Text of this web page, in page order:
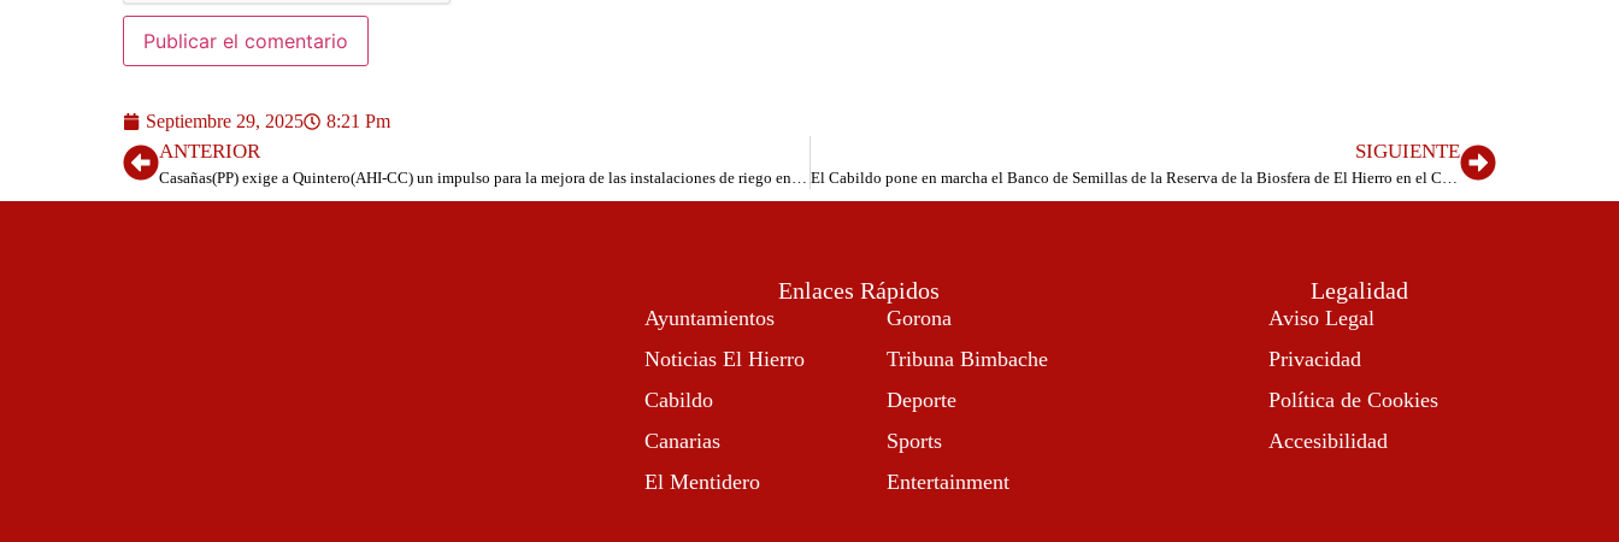
Septiembre 29, 2025 8:21 Pm
ANTERIOR
Casañas(PP) exige a Quintero(AHI-CC) un impulso para la mejora de las instalaciones de riego en El Hierro
SIGUIENTE
El Cabildo pone en marcha el Banco de Semillas de la Reserva de la Biosfera de El Hierro en el Cetro Ambiental de El Creal
Enlaces Rápidos
Ayuntamientos
Noticias El Hierro
Cabildo
Canarias
El Mentidero
Gorona
Tribuna Bimbache
Deporte
Sports
Entertainment
Legalidad
Aviso Legal
Privacidad
Política de Cookies
Accesibilidad